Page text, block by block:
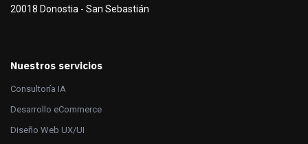
20018 Donostia - San Sebastián
Nuestros servicios
Consultoría IA
Desarrollo eCommerce
Diseño Web UX/UI